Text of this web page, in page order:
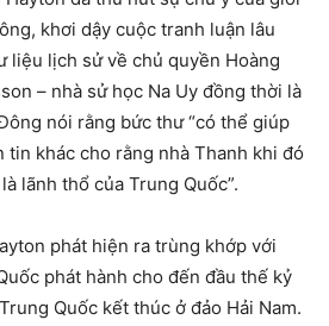
khơi dậy cuộc tranh luận lâu
liệu lịch sử về chủ quyền Hoàng
– nhà sử học Na Uy đồng thời là
nói rằng bức thư “có thể giúp
tin khác cho rằng nhà Thanh khi đó
lãnh thổ của Trung Quốc”.
phát hiện ra trùng khớp với
phát hành cho đến đầu thế kỷ
Quốc kết thúc ở đảo Hải Nam.